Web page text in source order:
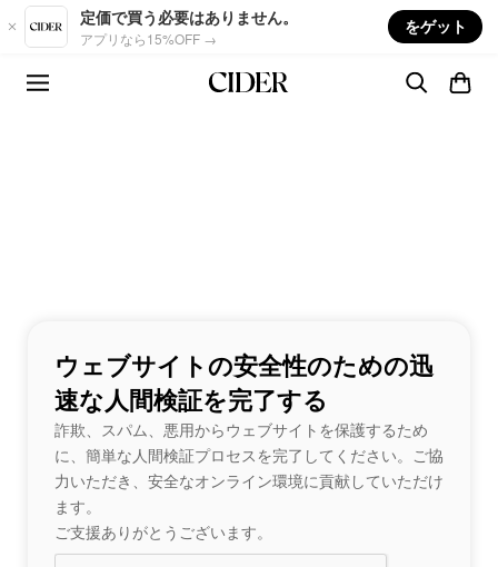
Skip to main content
定価で買う必要はありません。
アプリなら15%OFF →
をゲット
ウェブサイトの安全性のための迅
速な人間検証を完了する
詐欺、スパム、悪用からウェブサイトを保護するため
に、簡単な人間検証プロセスを完了してください。ご協
力いただき、安全なオンライン環境に貢献していただけ
ます。
ご支援ありがとうございます。